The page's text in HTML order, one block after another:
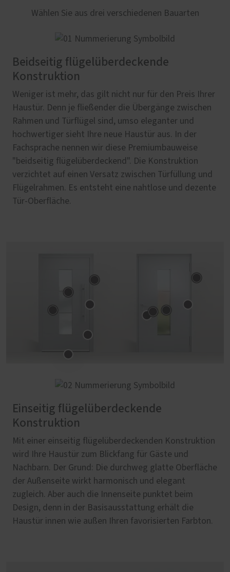
Wählen Sie aus drei verschiedenen Bauarten
Beidseitig flügelüberdeckende
Konstruktion
Weniger ist mehr, das gilt nicht nur für den Preis Ihrer
Haustür. Denn je fließender die Übergänge zwischen
Rahmen und Türflügel sind, umso eleganter und
hochwertiger sieht Ihre neue Haustür aus. In der
Fachsprache nennen wir diese Premiumbauweise
"beidseitig flügelüberdeckend". Die Konstruktion
verzichtet auf einen Versatz zwischen Türfüllung und
Flügelrahmen. Es entsteht eine nahtlose und dezente
Tür-Oberfläche.
Einseitig flügelüberdeckende
Konstruktion
Mit einer einseitig flügelüberdeckenden Konstruktion
wird Ihre Haustür zum Blickfang für Gäste und
Nachbarn. Der Grund: Die durchweg glatte Oberfläche
der Außenseite wirkt harmonisch und elegant
zugleich. Aber auch die Innenseite punktet beim
Design, denn in der Basisausstattung erhält die
Haustür innen wie außen Ihren favorisierten Farbton.